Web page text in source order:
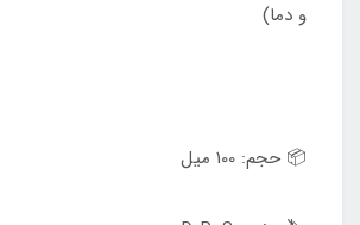
و دما)
📦 حجم: 100 میل